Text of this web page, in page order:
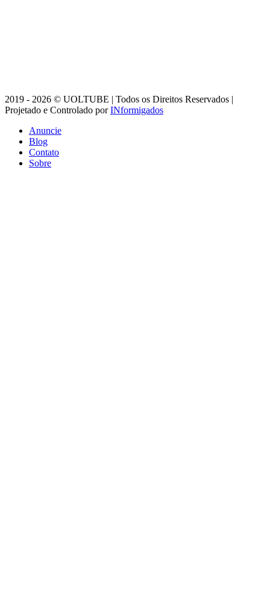
2019 - 2026 © UOLTUBE | Todos os Direitos Reservados |
Projetado e Controlado porINformigados
Anuncie
Blog
Contato
Sobre